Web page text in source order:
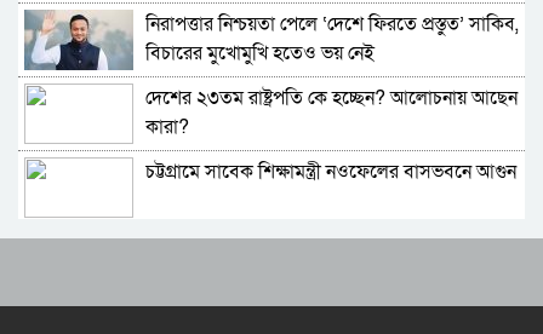
২০২৬ ফুটবল বিশ্বকাপ; উদ্বোধনী অনুষ্ঠানের মঞ্চ
মাতালেন শাকিরা-বার্না বয়
বিশ্বকাপের আগেই ৬৯ বছরের রেকর্ড ভাঙলেন মেসি
জাতীয় ঈদগাহে ঈদুল আজহার নামাজ আদায় করবেন
নিরাপত্তার নিশ্চয়তা পেলে ‘দেশে ফিরতে প্রস্তুত’ সাকিব,
বিচারের মুখোমুখি হতেও ভয় নেই
দেশের ২৩তম রাষ্ট্রপতি কে হচ্ছেন? আলোচনায় আছেন
কারা?
চট্টগ্রামে সাবেক শিক্ষামন্ত্রী নওফেলের বাসভবনে আগুন
বাংলাদেশ-পাকিস্তানসহ ১৩ দেশের জোট, কমান্ডার